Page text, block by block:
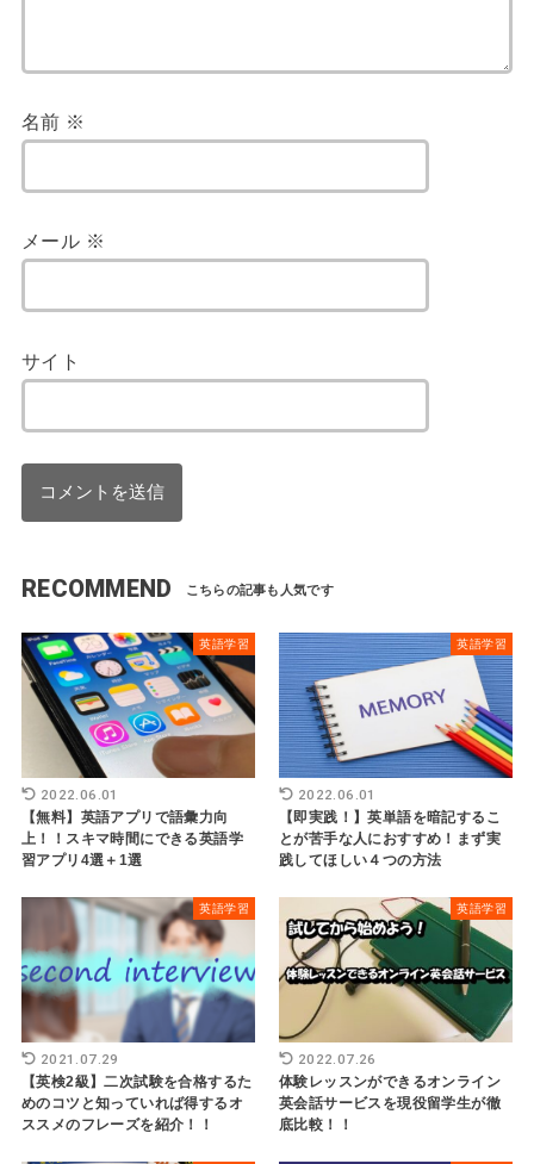
名前 ※
メール ※
サイト
RECOMMEND
英語学習
2022.06.01
【無料】英語アプリで語彙力向
上！！スキマ時間にできる英語学
習アプリ4選＋1選
英語学習
2022.06.01
【即実践！】英単語を暗記するこ
とが苦手な人におすすめ！まず実
践してほしい４つの方法
英語学習
2021.07.29
【英検2級】二次試験を合格するた
めのコツと知っていれば得するオ
ススメのフレーズを紹介！！
英語学習
2022.07.26
体験レッスンができるオンライン
英会話サービスを現役留学生が徹
底比較！！